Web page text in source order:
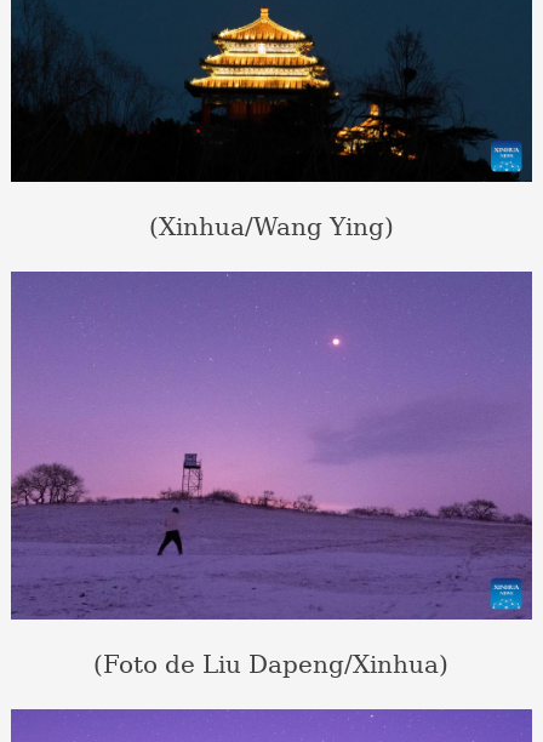
(Xinhua/Wang Ying)
(Foto de Liu Dapeng/Xinhua)